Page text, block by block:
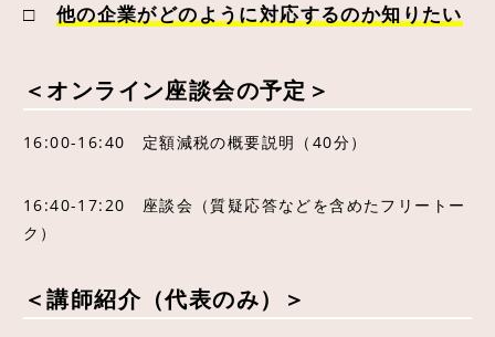
□ 他の企業がどのように対応するのか知りたい
＜オンライン座談会の予定＞
16:00-16:40 定額減税の概要説明（40分）
16:40-17:20 座談会（質疑応答などを含めたフリートー
ク）
＜講師紹介（代表のみ）＞